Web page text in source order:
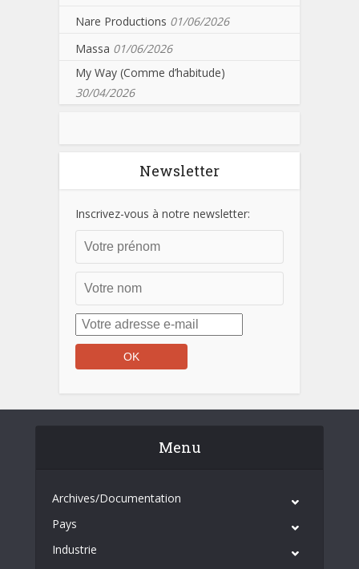
Nare Productions 01/06/2026
Massa 01/06/2026
My Way (Comme d’habitude)
30/04/2026
Newsletter
Inscrivez-vous à notre newsletter:
Menu
Archives/Documentation
Pays
Industrie